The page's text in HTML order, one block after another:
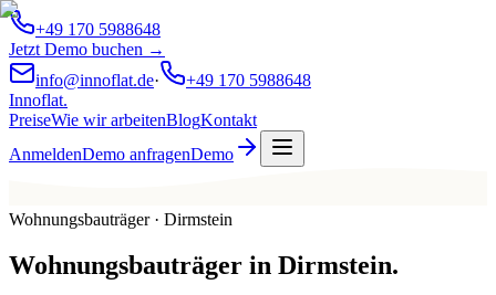
+49 170 5988648
Jetzt Demo buchen →
info@innoflat.de·
+49 170 5988648
Innoflat.
PreiseWie wir arbeitenBlogKontakt
AnmeldenDemo anfragenDemo
Wohnungsbauträger · Dirmstein
Wohnungsbauträger in Dirmstein.